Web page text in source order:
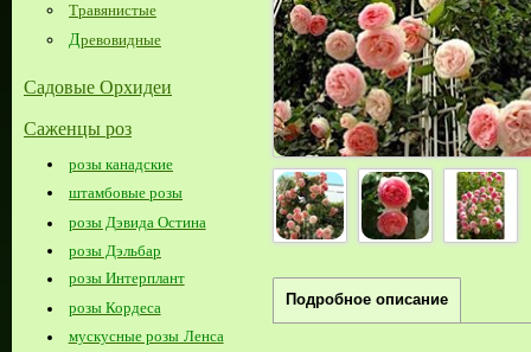
Травянистые
Древовидные
Садовые Орхидеи
Саженцы роз
розы канадские
штамбовые розы
розы Дэвида Остина
розы Дэльбар
розы Интерплант
розы Кордеса
мускусные розы Ленса
Подробное описание